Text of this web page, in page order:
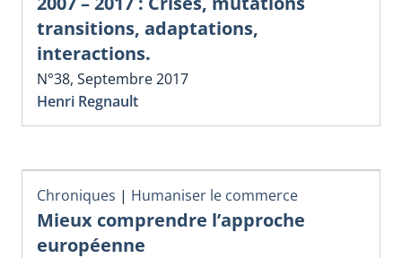
transitions, adaptations,
interactions.
N°38, Septembre 2017
Henri Regnault
Chroniques | Humaniser le commerce
Mieux comprendre l’approche
européenne